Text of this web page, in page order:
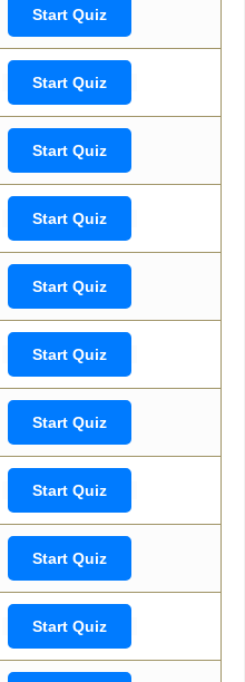
Start Quiz
Start Quiz
Start Quiz
Start Quiz
Start Quiz
Start Quiz
Start Quiz
Start Quiz
Start Quiz
Start Quiz